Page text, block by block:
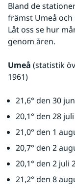
Bland de
främst Umeå och
Låt oss se hur
genom åren.
Umeå (statistik
1961)
21,6° den 30
20,1° den 28
21,0° den 1
20,7° den 2
20,1° den 2 juli
21,2° den 8